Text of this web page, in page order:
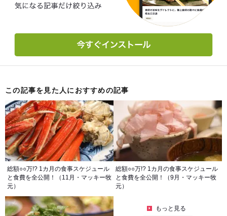
この記事を見た人におすすめの記事
総額○○万!? 1カ月の食事スケジュール
と食費を全公開！（11月・マッキー牧
元）
総額○○万!? 1カ月の食事スケジュール
と食費を全公開！（9月・マッキー牧
元）
もっと見る